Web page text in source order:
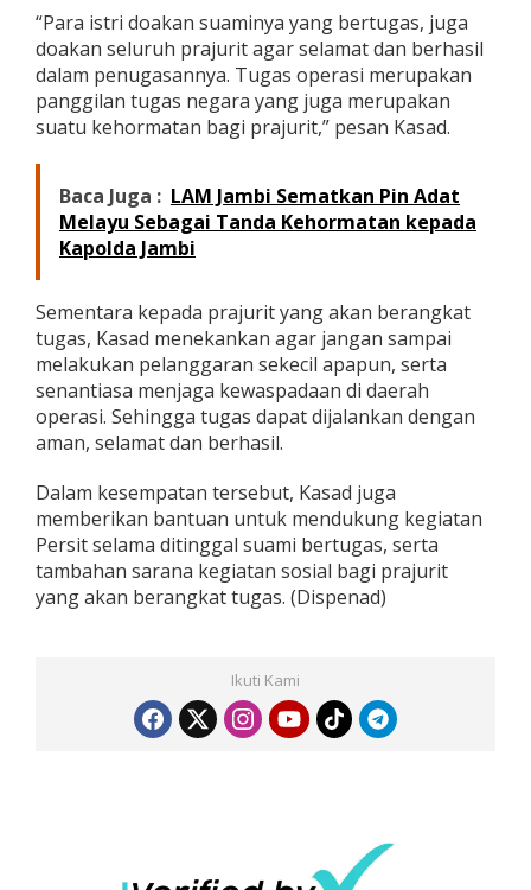
n
t
u
r
k
a
N
I
-
r
i
“Para istri doakan suaminya yang bertugas, juga
doakan seluruh prajurit agar selamat dan berhasil
dalam penugasannya. Tugas operasi merupakan
panggilan tugas negara yang juga merupakan
suatu kehormatan bagi prajurit,” pesan Kasad.
Baca Juga : LAM Jambi Sematkan Pin Adat
Melayu Sebagai Tanda Kehormatan kepada
Kapolda Jambi
Sementara kepada prajurit yang akan berangkat
tugas, Kasad menekankan agar jangan sampai
melakukan pelanggaran sekecil apapun, serta
senantiasa menjaga kewaspadaan di daerah
operasi. Sehingga tugas dapat dijalankan dengan
aman, selamat dan berhasil.
Dalam kesempatan tersebut, Kasad juga
memberikan bantuan untuk mendukung kegiatan
Persit selama ditinggal suami bertugas, serta
tambahan sarana kegiatan sosial bagi prajurit
yang akan berangkat tugas. (Dispenad)
Ikuti Kami